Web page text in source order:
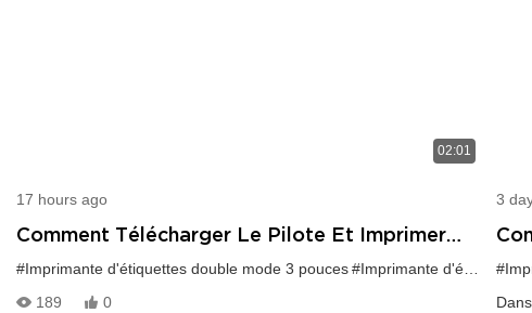
02:01
17 hours ago
Comment Télécharger Le Pilote Et Imprimer
Des Étiquettes Via Bluetooth Pour
L'imprimante D'étiquettes 80 Mm HOP-
#Imprimante d'étiquettes double mode 3 pouces#Imprimante d'étiquettes 80 mm
189
0
3